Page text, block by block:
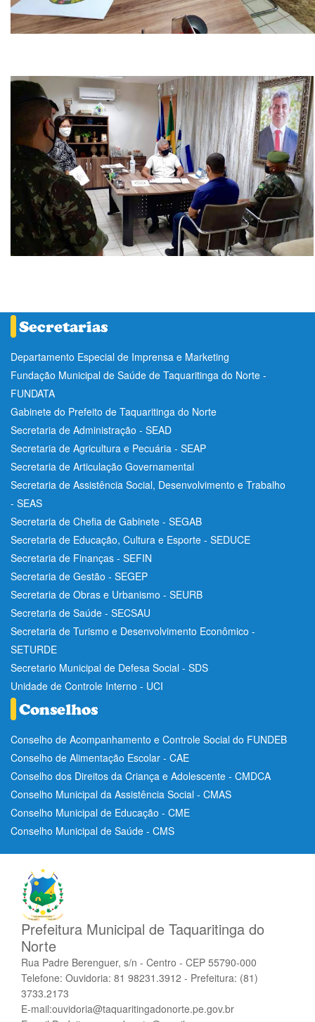
Departamento Especial de Imprensa e Marketing
Fundação Municipal de Saúde de Taquaritinga do Norte -
FUNDATA
Gabinete do Prefeito de Taquaritinga do Norte
Secretaria de Administração - SEAD
Secretaria de Agricultura e Pecuária - SEAP
Secretaria de Articulação Governamental
Secretaria de Assistência Social, Desenvolvimento e Trabalho
- SEAS
Secretaria de Chefia de Gabinete - SEGAB
Secretaria de Educação, Cultura e Esporte - SEDUCE
Secretaria de Finanças - SEFIN
Secretaria de Gestão - SEGEP
Secretaria de Obras e Urbanismo - SEURB
Secretaria de Saúde - SECSAU
Secretaria de Turismo e Desenvolvimento Econômico -
SETURDE
Secretario Municipal de Defesa Social - SDS
Unidade de Controle Interno - UCI
Conselho de Acompanhamento e Controle Social do FUNDEB
Conselho de Alimentação Escolar - CAE
Conselho dos Direitos da Criança e Adolescente - CMDCA
Conselho Municipal da Assistência Social - CMAS
Conselho Municipal de Educação - CME
Conselho Municipal de Saúde - CMS
Prefeitura Municipal de Taquaritinga do
Norte
Rua Padre Berenguer, s/n - Centro - CEP 55790-000
Telefone: Ouvidoria: 81 98231.3912 - Prefeitura: (81)
3733.2173
E-mail:ouvidoria@taquaritingadonorte.pe.gov.br